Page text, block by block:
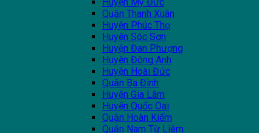
Quận Thanh Xuân
Huyện Phúc Thọ
Huyện Sóc Sơn
Huyện Đan Phượng
Huyện Đông Anh
Huyện Hoài Đức
Quận Ba Đình
Huyện Gia Lâm
Huyện Quốc Oai
Quận Hoàn Kiếm
Quận Nam Từ Liêm